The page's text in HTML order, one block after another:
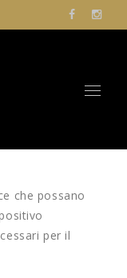
che possano
per il